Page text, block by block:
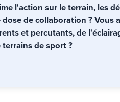
l'action sur le terrain, les
de collaboration ? Vous
et percutants, de
de sport ?